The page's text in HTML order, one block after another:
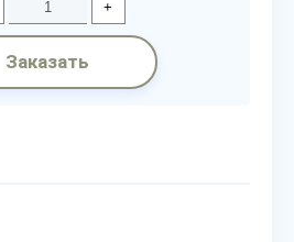
+
Заказать